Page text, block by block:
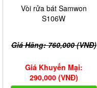
Vòi rửa bát Samwon
S106W
Giá Hãng: 760,000 (VNĐ)
Giá Khuyến Mại:
290,000 (VNĐ)